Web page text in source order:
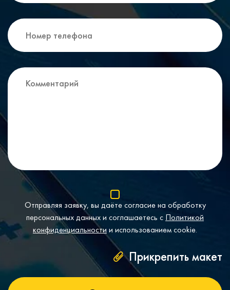
Отправляя заявку, вы даёте согласие на обработку
персональных данных и соглашаетесь с Политикой
конфиденциальности и использованием cookie.
Прикрепить макет